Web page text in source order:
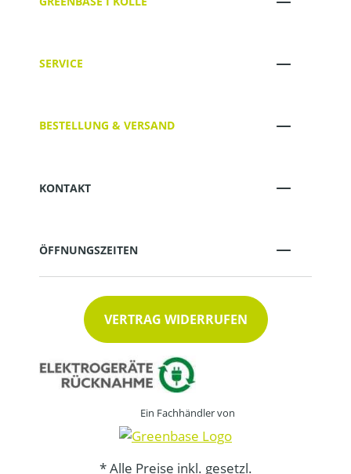
SERVICE
BESTELLUNG & VERSAND
KONTAKT
ÖFFNUNGSZEITEN
VERTRAG WIDERRUFEN
Ein Fachhändler von
* Alle Preise inkl. gesetzl.